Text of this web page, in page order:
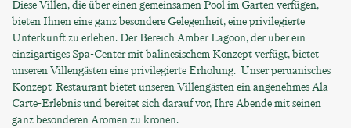
Diese Villen, die über einen gemeinsamen Pool im Garten verfügen,
bieten Ihnen eine ganz besondere Gelegenheit, eine privilegierte
Unterkunft zu erleben. Der Bereich Amber Lagoon, der über ein
einzigartiges Spa-Center mit balinesischem Konzept verfügt, bietet
unseren Villengästen eine privilegierte Erholung. Unser peruanisches
Konzept-Restaurant bietet unseren Villengästen ein angenehmes Ala
Carte-Erlebnis und bereitet sich darauf vor, Ihre Abende mit seinen
ganz besonderen Aromen zu krönen.